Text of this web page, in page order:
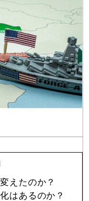
えたのか？
はあるのか？